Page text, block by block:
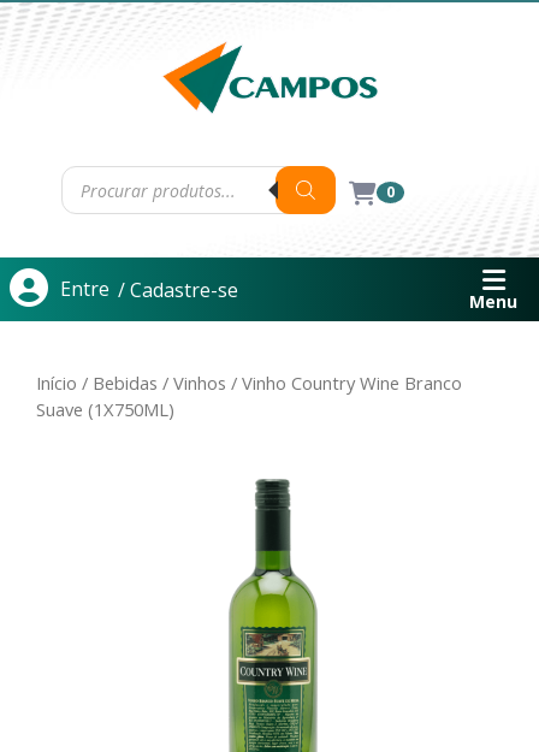
0
Entre / Cadastre-se Menu
Início / Bebidas / Vinhos / Vinho Country Wine Branco
Suave (1X750ML)